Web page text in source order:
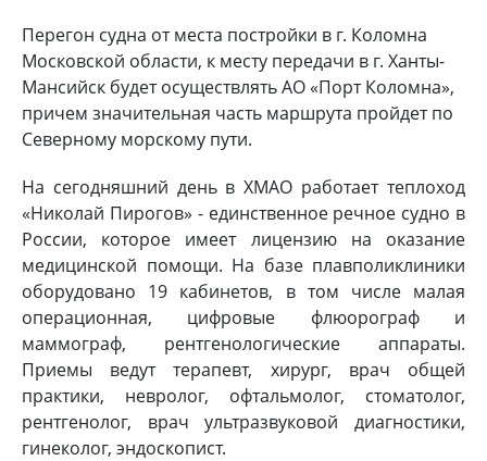
Перегон судна от места постройки в г. Коломна
Московской области, к месту передачи в г. Ханты-
Мансийск будет осуществлять АО «Порт Коломна»,
причем значительная часть маршрута пройдет по
Cеверному морскому пути.
На сегодняшний день в ХМАО работает теплоход
«Николай Пирогов» - единственное речное судно в
России, которое имеет лицензию на оказание
медицинской помощи. На базе плавполиклиники
оборудовано 19 кабинетов, в том числе малая
операционная, цифровые флюорограф и
маммограф, рентгенологические аппараты.
Приемы ведут терапевт, хирург, врач общей
практики, невролог, офтальмолог, стоматолог,
рентгенолог, врач ультразвуковой диагностики,
гинеколог, эндоскопист.